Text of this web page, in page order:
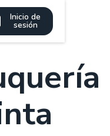
Inicio de
sesión